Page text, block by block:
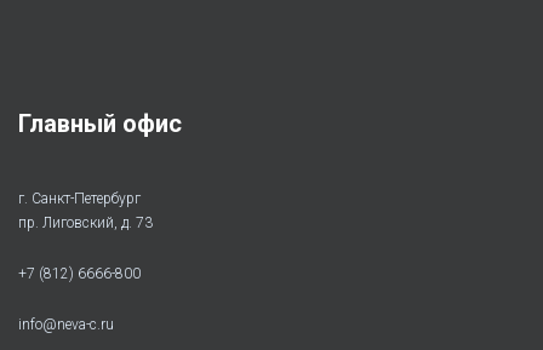
Главный офис
г. Санкт-Петербург
пр. Лиговский, д. 73
+7 (812) 6666-800
info@neva-c.ru